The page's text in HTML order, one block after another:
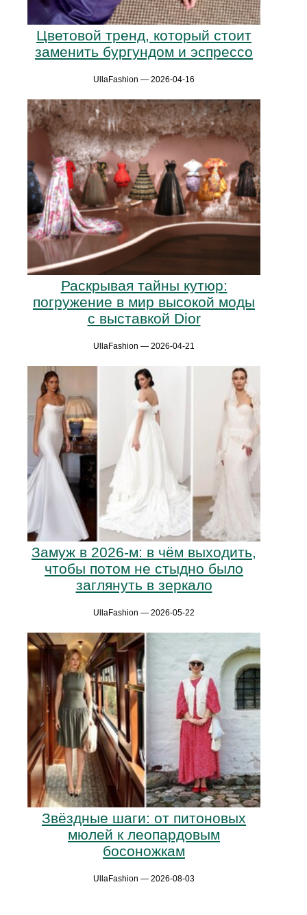
Цветовой тренд, который стоит
заменить бургундом и эспрессо
UllaFashion — 2026-04-16
Раскрывая тайны кутюр:
погружение в мир высокой моды
с выставкой Dior
UllaFashion — 2026-04-21
Замуж в 2026-м: в чём выходить,
чтобы потом не стыдно было
заглянуть в зеркало
UllaFashion — 2026-05-22
Звёздные шаги: от питоновых
мюлей к леопардовым
босоножкам
UllaFashion — 2026-08-03